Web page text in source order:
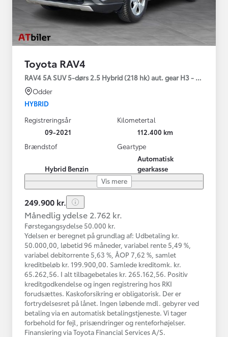
Toyota RAV4
RAV4 5A SUV 5-dørs 2.5 Hybrid (218 hk) aut. gear H3 - Comfort
Odder
HYBRID
Registreringsår
09-2021
Kilometertal
112.400 km
Brændstof
Hybrid Benzin
Geartype
Automatisk
gearkasse
Vis mere
249.900 kr.
Månedlig ydelse 2.762 kr.
Førstegangsydelse 50.000 kr.
Ydelsen er beregnet på grundlag af: Udbetaling kr.
50.000,00, løbetid 96 måneder, variabel rente 5,49 %,
variabel debitorrente 5,63 %, ÅOP 7,62 %, samlet
kreditbeløb kr. 199.900,00. Samlede kreditomk. kr.
65.262,56. I alt tilbagebetales kr. 265.162,56. Positiv
kreditgodkendelse og ingen registrering hos RKI
forudsættes. Kaskoforsikring er obligatorisk. Der er
fortrydelsesret på lånet. Ingen løbende mdl. gebyrer ved
betaling via en automatisk betalingstjeneste. Vi tager
forbehold for fejl, prisændringer og renteforhøjelser.
Finansiering via Toyota Financial Services A/S.